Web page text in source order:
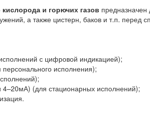
и горючих газов предназначен
а также цистерн, баков и т.п. перед
с цифровой индикацией);
исполнения);
(для стационарных исполнений);